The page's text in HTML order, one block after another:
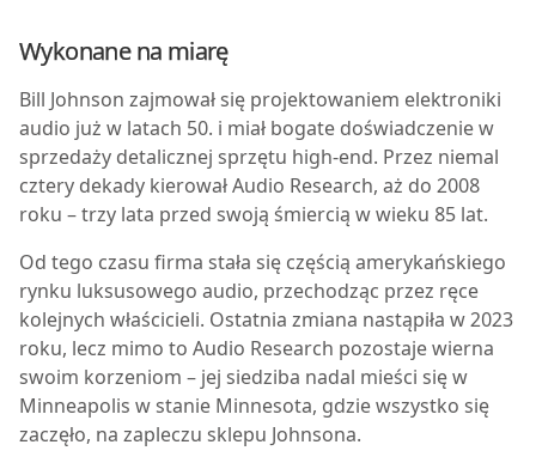
Wykonane na miarę
Bill Johnson zajmował się projektowaniem elektroniki
audio już w latach 50. i miał bogate doświadczenie w
sprzedaży detalicznej sprzętu high-end. Przez niemal
cztery dekady kierował Audio Research, aż do 2008
roku – trzy lata przed swoją śmiercią w wieku 85 lat.
Od tego czasu firma stała się częścią amerykańskiego
rynku luksusowego audio, przechodząc przez ręce
kolejnych właścicieli. Ostatnia zmiana nastąpiła w 2023
roku, lecz mimo to Audio Research pozostaje wierna
swoim korzeniom – jej siedziba nadal mieści się w
Minneapolis w stanie Minnesota, gdzie wszystko się
zaczęło, na zapleczu sklepu Johnsona.